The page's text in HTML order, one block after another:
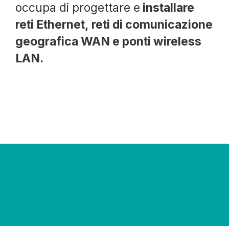
occupa di progettare e installare
reti Ethernet, reti di comunicazione
geografica WAN e ponti wireless
LAN.